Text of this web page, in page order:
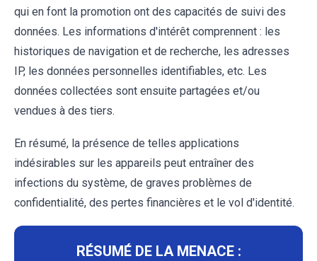
qui en font la promotion ont des capacités de suivi des
données. Les informations d'intérêt comprennent : les
historiques de navigation et de recherche, les adresses
IP, les données personnelles identifiables, etc. Les
données collectées sont ensuite partagées et/ou
vendues à des tiers.
En résumé, la présence de telles applications
indésirables sur les appareils peut entraîner des
infections du système, de graves problèmes de
confidentialité, des pertes financières et le vol d'identité.
RÉSUMÉ DE LA MENACE :